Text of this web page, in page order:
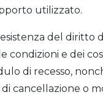
utilizzato.
del diritto
condizioni e dei
di recesso,
cancellazione o